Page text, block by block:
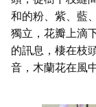
和的粉、紫、藍
獨立，花瓣上滴
的訊息，棲在枝
音，木蘭花在風